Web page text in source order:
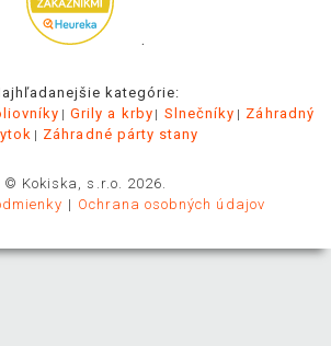
.
kategórie:
Grily a krby Slnečníky
Záhradný
Záhradné párty stany
© Kokiska, s.r.o. 2026.
Ochrana osobných údajov